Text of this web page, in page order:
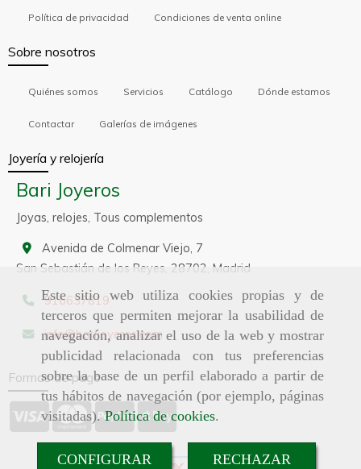
Este sitio web utiliza cookies propias y de
terceros que permiten mejorar la usabilidad de
navegación, analizar el uso de la web y mostrar
publicidad relacionada con tus preferencias
sobre la base de un perfil elaborado a partir de
tus hábitos de navegación (por ejemplo, páginas
visitadas).Política de cookies.
CONFIGURAR RECHAZAR
Política de privacidad Condiciones de venta online
Sobre nosotros
Quiénes somos Servicios Catálogo Dónde estamos
Contactar Galerías de imágenes
Joyería y relojería
Bari Joyeros
Joyas, relojes, Tous complementos
Avenida de Colmenar Viejo, 7
San Sebastián de los Reyes, 28702, Madrid
916637819
info barijoyeros.com
Formas de pago